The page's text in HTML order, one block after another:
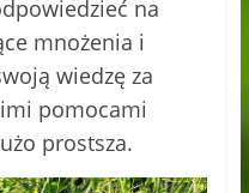
na
mnożenia i
wiedzę za
pomocami
prostsza.